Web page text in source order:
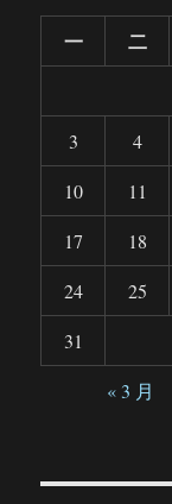
一 二
3
4
10
11
17
18
24
25
31
« 3 月